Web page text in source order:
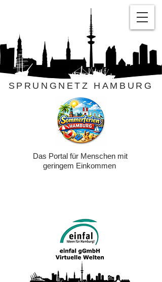
SPRUNGNETZ HAMBURG
Das Portal für Menschen mit
geringem Einkommen